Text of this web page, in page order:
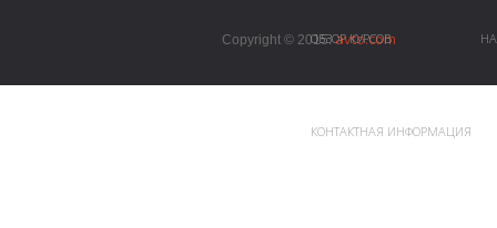
Copyright © 2015.avto.com
ОБЗОР КУРСОВ
КОНТАКТНАЯ ИНФОРМАЦИЯ